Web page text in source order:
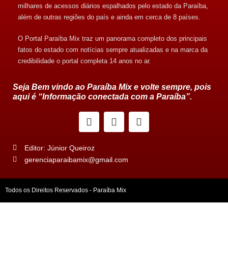
milhares de acessos diários espalhados pelo estado da Paraíba,
além de outras regiões do país e ainda em cerca de 8 países.
O Portal Paraíba Mix traz um panorama completo dos principais
fatos do estado com notícias sempre atualizadas e na marca da
credibilidade o portal completa 14 anos no ar.
Seja Bem vindo ao Paraíba Mix e volte sempre, pois
aqui é “Informação conectada com a Paraíba”.
Editor: Júnior Queiroz
gerenciaparaibamix@gmail.com
Todos os Direitos Reservados - Paraíba Mix